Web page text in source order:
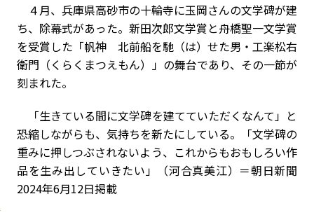
４月、兵庫県高砂市の十輪寺に玉岡さんの文学碑が建
ち、除幕式があった。新田次郎文学賞と舟橋聖一文学賞
を受賞した「帆神 北前船を馳（は）せた男・工楽松右
衛門（くらくまつえもん）」の舞台であり、その一節が
刻まれた。
「生きている間に文学碑を建てていただくなんて」と
恐縮しながらも、気持ちを新たにしている。「文学碑の
重みに押しつぶされないよう、これからもおもしろい作
品を生み出していきたい」（河合真美江）＝朝日新聞
2024年6月12日掲載